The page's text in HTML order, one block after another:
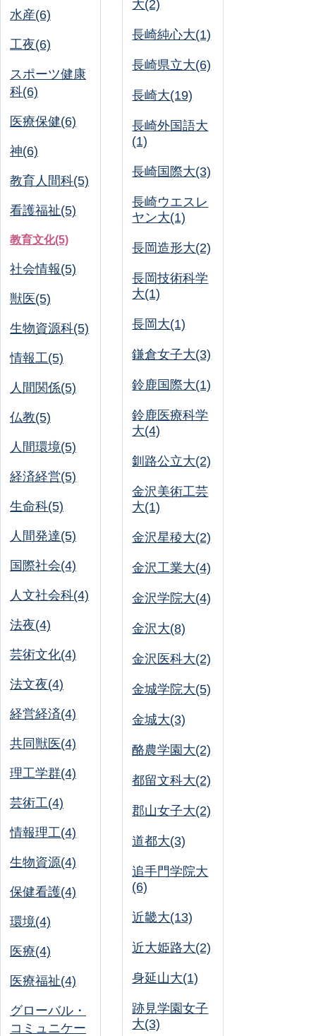
水産(6)
工夜(6)
スポーツ健康
科(6)
医療保健(6)
神(6)
教育人間科(5)
看護福祉(5)
教育文化(5)
社会情報(5)
獣医(5)
生物資源科(5)
情報工(5)
人間関係(5)
仏教(5)
人間環境(5)
経済経営(5)
生命科(5)
人間発達(5)
国際社会(4)
人文社会科(4)
法夜(4)
芸術文化(4)
法文夜(4)
経営経済(4)
共同獣医(4)
理工学群(4)
芸術工(4)
情報理工(4)
生物資源(4)
保健看護(4)
環境(4)
医療(4)
医療福祉(4)
グローバル・
コミュニケー
大(2)
長崎純心大(1)
長崎県立大(6)
長崎大(19)
長崎外国語大
(1)
長崎国際大(3)
長崎ウエスレ
ヤン大(1)
長岡造形大(2)
長岡技術科学
大(1)
長岡大(1)
鎌倉女子大(3)
鈴鹿国際大(1)
鈴鹿医療科学
大(4)
釧路公立大(2)
金沢美術工芸
大(1)
金沢星稜大(2)
金沢工業大(4)
金沢学院大(4)
金沢大(8)
金沢医科大(2)
金城学院大(5)
金城大(3)
酪農学園大(2)
都留文科大(2)
郡山女子大(2)
道都大(3)
追手門学院大
(6)
近畿大(13)
近大姫路大(2)
身延山大(1)
跡見学園女子
大(3)